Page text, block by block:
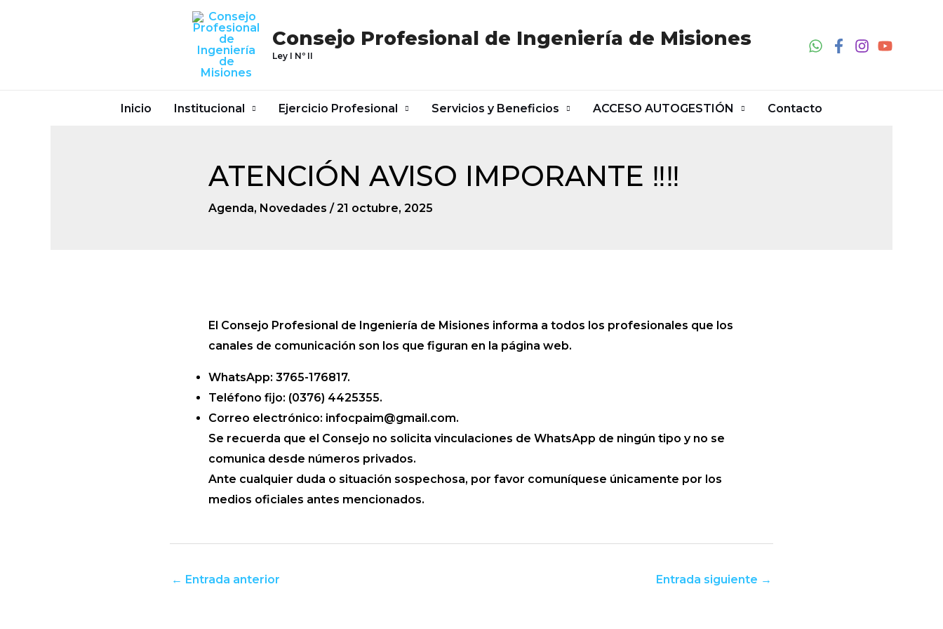
Consejo Profesional de Ingeniería de Misiones
Ley I Nº II
Inicio Institucional Ejercicio Profesional Servicios y Beneficios ACCESO AUTOGESTIÓN Contacto
ATENCIÓN AVISO IMPORANTE ‼️‼️
Agenda, Novedades /21 octubre, 2025
El Consejo Profesional de Ingeniería de Misiones informa a todos los profesionales que los
canales de comunicación son los que figuran en la página web.
WhatsApp: 3765-176817.
Teléfono fijo: (0376) 4425355.
Correo electrónico: infocpaim@gmail.com.
Se recuerda que el Consejo no solicita vinculaciones de WhatsApp de ningún tipo y no se
comunica desde números privados.
Ante cualquier duda o situación sospechosa, por favor comuníquese únicamente por los
medios oficiales antes mencionados.
← Entrada anterior Entrada siguiente →